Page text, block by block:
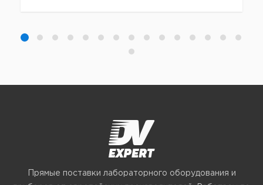
Прямые поставки лабораторного оборудования и